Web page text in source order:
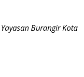
Burangir Kota